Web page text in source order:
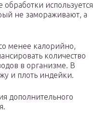
используется
не замораживают, а
менее калорийно,
количество
в организме. В
и плоть индейки.
дополнительного